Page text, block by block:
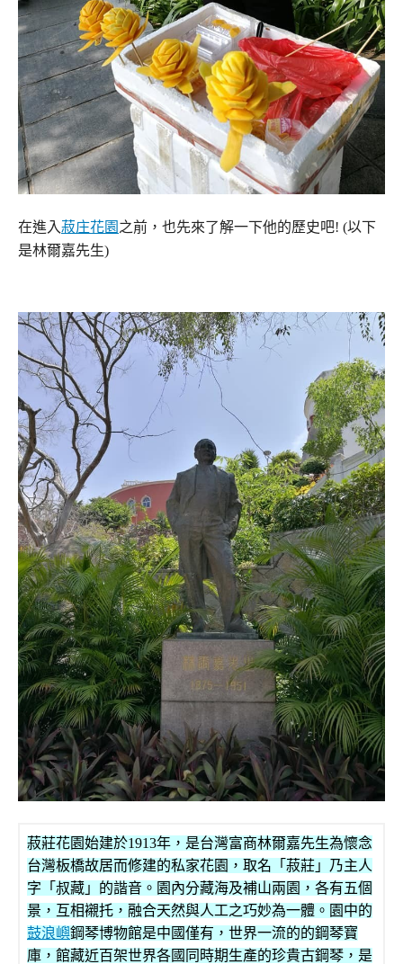
在進入菽庄花園 之前，也先來了解一下他的歷史吧! (以下
是林爾嘉先生)
菽莊花園始建於1913年，是台灣富商林爾嘉先生為懷念
台灣板橋故居而修建的私家花園，取名「菽莊」乃主人
字「叔藏」的諧音。園內分藏海及補山兩園，各有五個
景，互相襯托，融合天然與人工之巧妙為一體。園中的
鼓浪嶼鋼琴博物館是中國僅有，世界一流的的鋼琴寶
庫，館藏近百架世界各國同時期生產的珍貴古鋼琴，是